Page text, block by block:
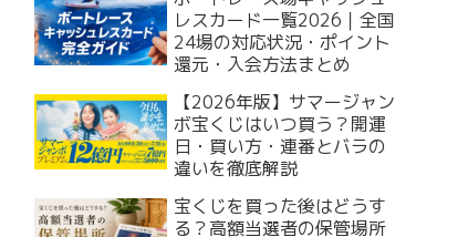
レスカード一覧2026｜全国
24場の対応状況・ポイント
還元・入会方法まとめ
【2026年版】サマージャン
ボ宝くじはいつ買う？開運
日・買い方・連番とバラの
違いを徹底解説
宝くじを買った後はどうす
る？高額当選者の保管場所